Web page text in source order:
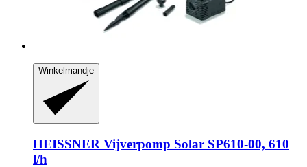
Winkelmandje
HEISSNER Vijverpomp Solar SP610-​00, 610
l/h